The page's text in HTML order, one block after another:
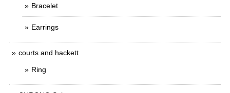
Bracelet
Earrings
courts and hackett
Ring